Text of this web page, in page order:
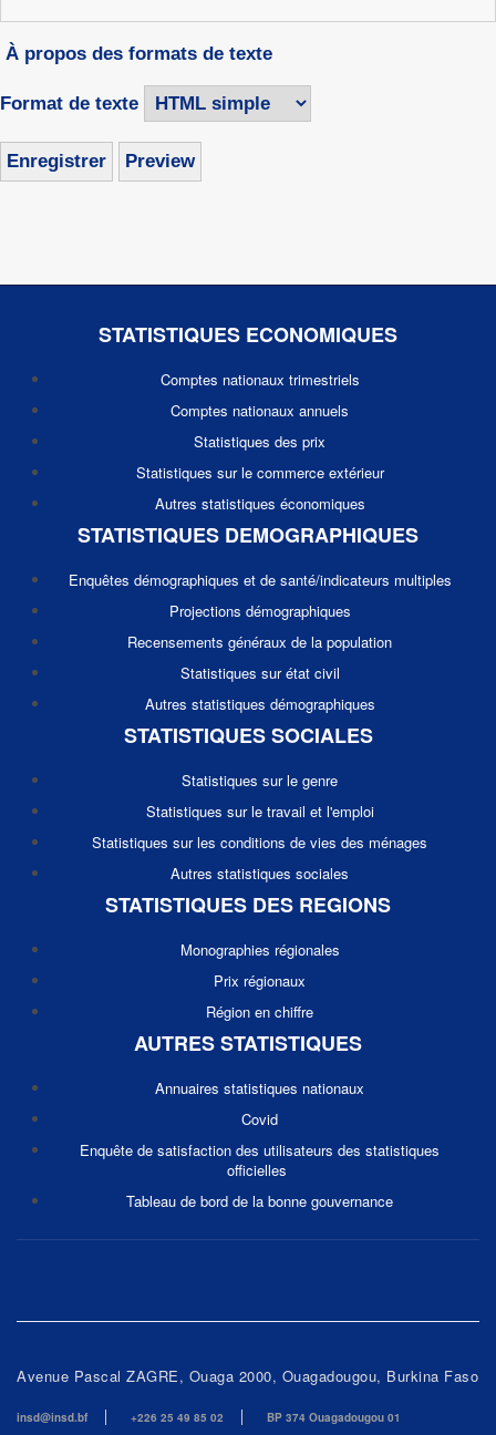
À propos des formats de texte
Format de texte
STATISTIQUES ECONOMIQUES
Comptes nationaux trimestriels
Comptes nationaux annuels
Statistiques des prix
Statistiques sur le commerce extérieur
Autres statistiques économiques
STATISTIQUES DEMOGRAPHIQUES
Enquêtes démographiques et de santé/indicateurs multiples
Projections démographiques
Recensements généraux de la population
Statistiques sur état civil
Autres statistiques démographiques
STATISTIQUES SOCIALES
Statistiques sur le genre
Statistiques sur le travail et l'emploi
Statistiques sur les conditions de vies des ménages
Autres statistiques sociales
STATISTIQUES DES REGIONS
Monographies régionales
Prix régionaux
Région en chiffre
AUTRES STATISTIQUES
Annuaires statistiques nationaux
Covid
Enquête de satisfaction des utilisateurs des statistiques
officielles
Tableau de bord de la bonne gouvernance
Avenue Pascal ZAGRE, Ouaga 2000, Ouagadougou, Burkina Faso
insd@insd.bf +226 25 49 85 02 BP 374 Ouagadougou 01